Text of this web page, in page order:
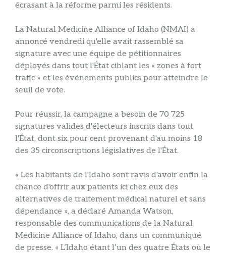
écrasant à la réforme parmi les résidents.
La Natural Medicine Alliance of Idaho (NMAI) a
annoncé vendredi qu'elle avait rassemblé sa
signature avec une équipe de pétitionnaires
déployés dans tout l'État ciblant les « zones à fort
trafic » et les événements publics pour atteindre le
seuil de vote.
Pour réussir, la campagne a besoin de 70 725
signatures valides d'électeurs inscrits dans tout
l'État, dont six pour cent provenant d'au moins 18
des 35 circonscriptions législatives de l'État.
« Les habitants de l'Idaho sont ravis d'avoir enfin la
chance d'offrir aux patients ici chez eux des
alternatives de traitement médical naturel et sans
dépendance », a déclaré Amanda Watson,
responsable des communications de la Natural
Medicine Alliance of Idaho, dans un communiqué
de presse. « L’Idaho étant l’un des quatre États où le